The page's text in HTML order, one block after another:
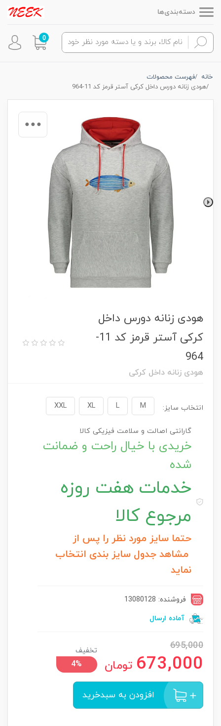
دسته‌بندی‌ها
0
خانه
فهرست محصولات
هودی زنانه دورس داخل کرکی آستر قرمز کد 11-964
هودی زنانه دورس داخل
کرکی آستر قرمز کد 11-
964
هودی زنانه داخل کرکی
انتخاب سایز: M
L
XL
XXL
گارانتی اصالت و سلامت فیزیکی کالا
خریدی با خیال راحت و ضمانت
شده
خدمات هفت روزه
مرجوع کالا
حتما سایز مورد نظر را پس از
مشاهد جدول سایز بندی انتخاب
نماید
فروشنده: 13080128
آماده ارسال
695,000
673,000 تومان
تخفیف
4%
افزودن به سبدخرید